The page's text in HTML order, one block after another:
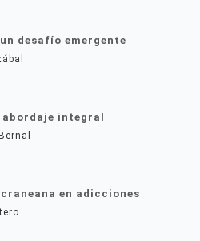
desafío emergente
abordaje integral
en adicciones